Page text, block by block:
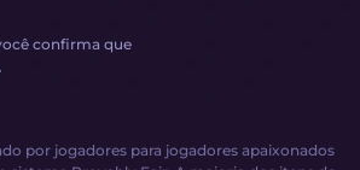
confirma que
por jogadores para jogadores apaixonados